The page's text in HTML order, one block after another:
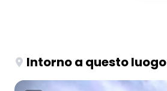
Intorno a questo luogo